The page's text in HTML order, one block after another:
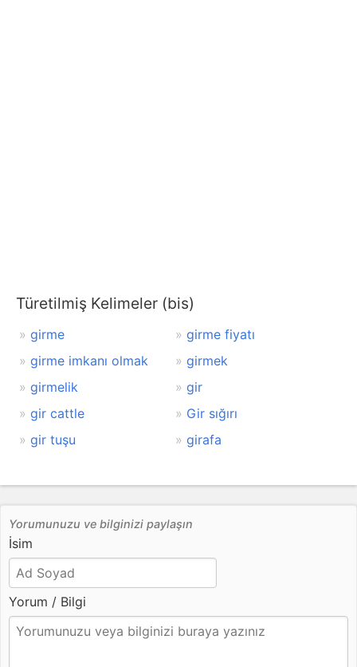
Türetilmiş Kelimeler (bis)
girme
girme fiyatı
girme imkanı olmak
girmek
girmelik
gir
gir cattle
Gir sığırı
gir tuşu
girafa
Yorumunuzu ve bilginizi paylaşın
İsim
Yorum / Bilgi